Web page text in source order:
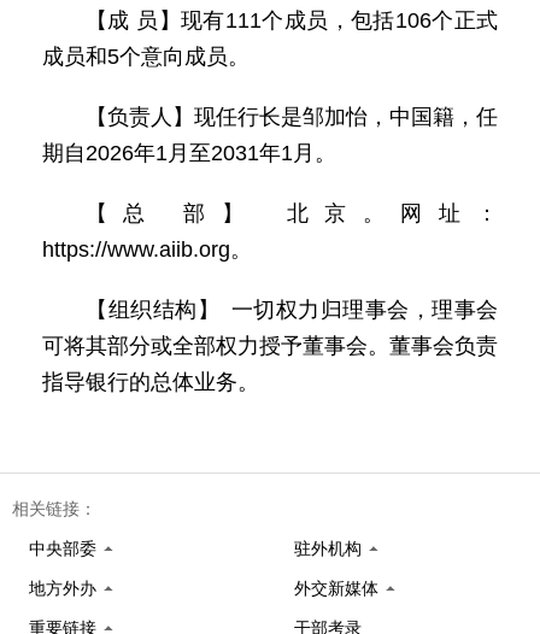
【成 员】现有111个成员，包括106个正式
成员和5个意向成员。
【负责人】现任行长是邹加怡，中国籍，任
期自2026年1月至2031年1月。
【总 部】 北京。网址：
https://www.aiib.org。
【组织结构】 一切权力归理事会，理事会
可将其部分或全部权力授予董事会。董事会负责
指导银行的总体业务。
相关链接：
中央部委 驻外机构
地方外办 外交新媒体
重要链接 干部考录